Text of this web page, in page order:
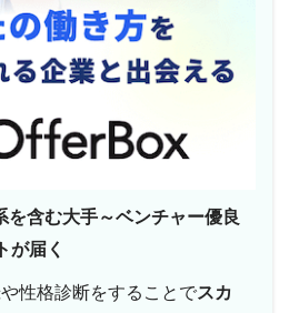
を含む大手～ベンチャー優良
が届く
性格診断をすることでスカ